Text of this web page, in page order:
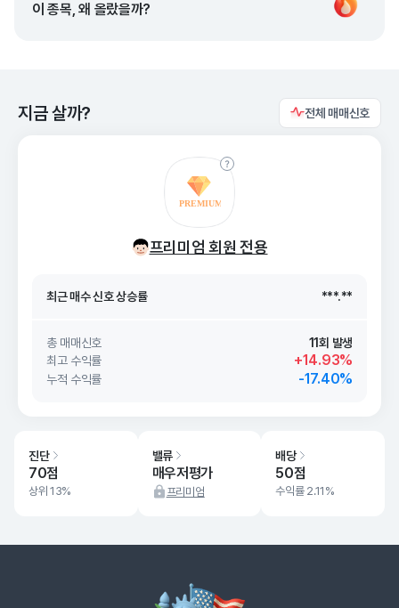
이 종목, 왜 올랐을까?
지금 살까? 전체 매매신호
프리미엄 회원 전용
26. 08/07
최근 매수 신호 상승률 ***.**
최근 매수 신호 ***.**
총 매매신호
11회 발생
최고 수익률
+14.93%
누적 수익률 -17.40%
진단
70점
상위 13%
밸류
매우저평가
프리미엄
배당
50점
수익률 2.11%